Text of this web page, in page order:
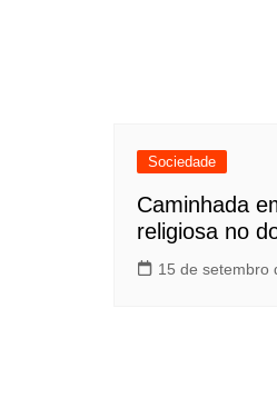
Sociedade
Caminhada
religiosa no
15 de setembro